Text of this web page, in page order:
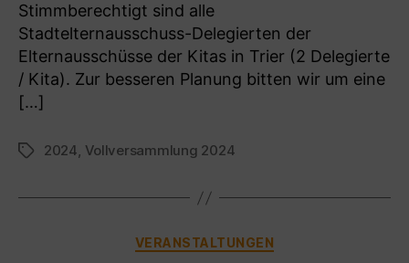
Stimmberechtigt sind alle
Stadtelternausschuss-Delegierten der
Elternausschüsse der Kitas in Trier (2 Delegierte
/ Kita). Zur besseren Planung bitten wir um eine
[…]
Schlagwörter
2024, Vollversammlung 2024
Kategorien
VERANSTALTUNGEN